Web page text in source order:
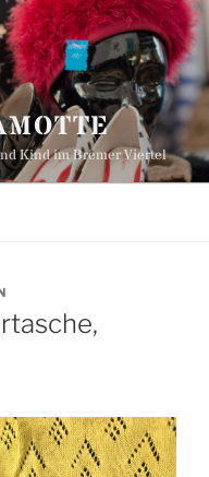
Kind im Bremer Viertel